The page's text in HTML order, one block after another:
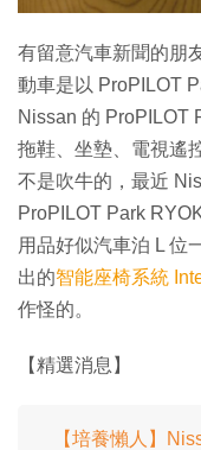
有留意汽車新聞的朋
動車是以 ProPILOT
Nissan 的 ProPILOT
拖鞋、坐墊、電視遙
不是吹牛的，最近
ProPILOT Park
用品好似汽車泊 L 位
出的智能座椅系統
作怪的。
【精選消息】
【培養懶人】